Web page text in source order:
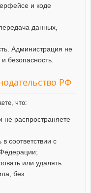
и коде
данных,
Администрация не
безопасность.
РФ
что:
не распространяете
соответствии с
или удалять
без